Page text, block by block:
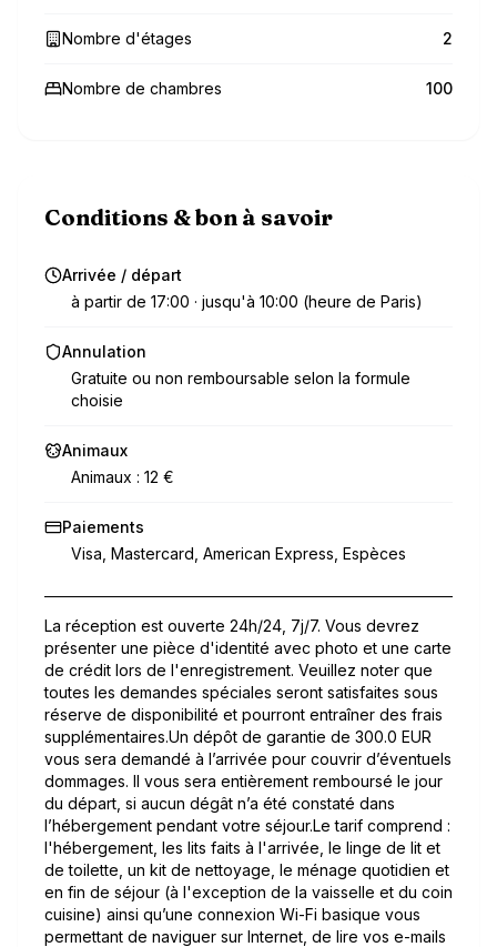
Nombre d'étages 2
Nombre de chambres 100
Conditions & bon à savoir
Arrivée / départ
à partir de 17:00 · jusqu'à 10:00 (heure de Paris)
Annulation
Gratuite ou non remboursable selon la formule
choisie
Animaux
Animaux : 12 €
Paiements
Visa, Mastercard, American Express, Espèces
La réception est ouverte 24h/24, 7j/7. Vous devrez
présenter une pièce d'identité avec photo et une carte
de crédit lors de l'enregistrement. Veuillez noter que
toutes les demandes spéciales seront satisfaites sous
réserve de disponibilité et pourront entraîner des frais
supplémentaires.Un dépôt de garantie de 300.0 EUR
vous sera demandé à l’arrivée pour couvrir d’éventuels
dommages. Il vous sera entièrement remboursé le jour
du départ, si aucun dégât n’a été constaté dans
l’hébergement pendant votre séjour.Le tarif comprend :
l'hébergement, les lits faits à l'arrivée, le linge de lit et
de toilette, un kit de nettoyage, le ménage quotidien et
en fin de séjour (à l'exception de la vaisselle et du coin
cuisine) ainsi qu’une connexion Wi-Fi basique vous
permettant de naviguer sur Internet, de lire vos e-mails